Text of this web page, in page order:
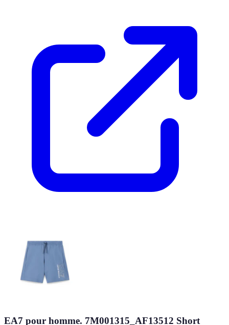
EA7 pour homme. 7M001315_AF13512 Short